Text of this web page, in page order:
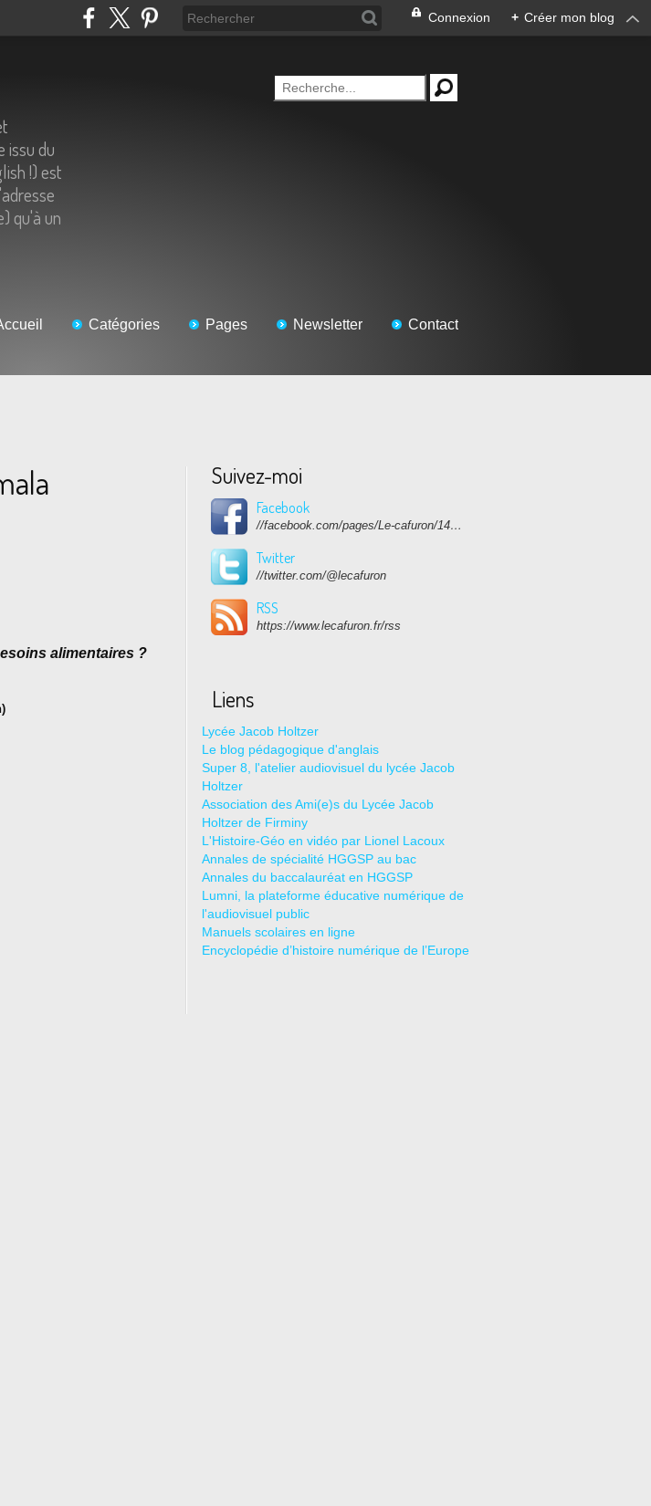
Connexion + Créer mon blog
issu du
!) est
qu'à un
Catégories Pages Newsletter Contact
alimentaires ?
Suivez-moi
Facebook
//facebook.com/pages/Le-cafuron/1415682768741632
Twitter
//twitter.com/@lecafuron
RSS
https://www.lecafuron.fr/rss
Liens
Lycée Jacob Holtzer
Le blog pédagogique d'anglais
Super 8, l'atelier audiovisuel du lycée Jacob
Holtzer
Association des Ami(e)s du Lycée Jacob
Holtzer de Firminy
L'Histoire-Géo en vidéo par Lionel Lacoux
Annales de spécialité HGGSP au bac
Annales du baccalauréat en HGGSP
Lumni, la plateforme éducative numérique de
l'audiovisuel public
Manuels scolaires en ligne
Encyclopédie d’histoire numérique de l’Europe